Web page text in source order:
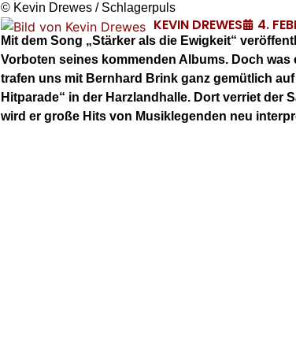
© Kevin Drewes / Schlagerpuls
KEVIN DREWES 4.
Mit dem Song „Stärker als die Ewigkeit“
Vorboten seines kommenden Albums. Doch was
trafen uns mit Bernhard Brink ganz gemütlich
Hitparade“ in der Harzlandhalle. Dort verriet der
wird er große Hits von Musiklegenden neu